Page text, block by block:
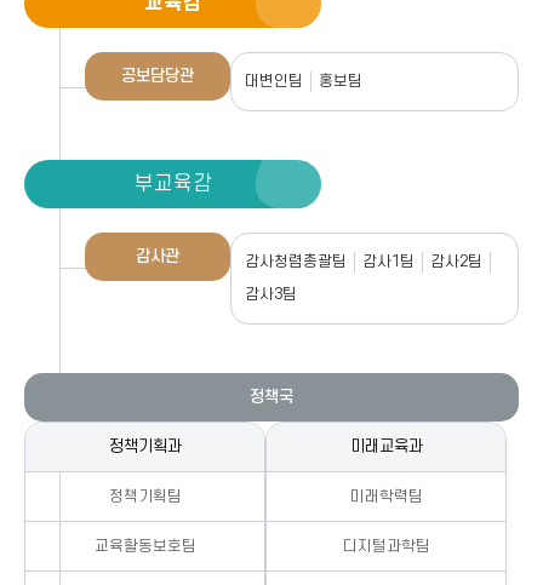
공보담당관 대변인팀 홍보팀
부교육감
감사관 감사청렴총괄팀 감사1팀
감사2팀
감사3팀
정책국
정책기획과
정책기획팀
교육활동보호팀
미래교육과
미래학력팀
디지털과학팀